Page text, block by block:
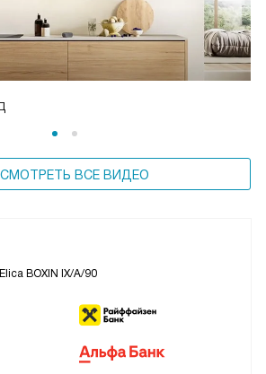
ВСЕ ВИДЕО
BOXIN IX/A/90